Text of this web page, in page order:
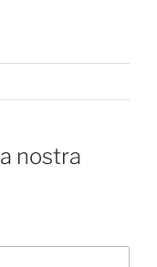
nostra